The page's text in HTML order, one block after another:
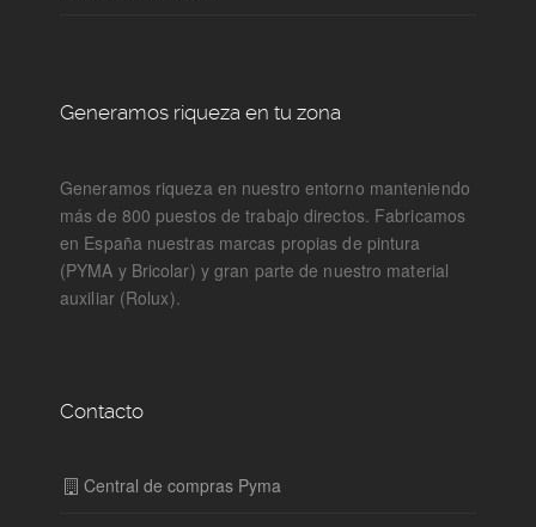
Generamos riqueza en tu zona
Generamos riqueza en nuestro entorno manteniendo
más de 800 puestos de trabajo directos. Fabricamos
en España nuestras marcas propias de pintura
(PYMA y Bricolar) y gran parte de nuestro material
auxiliar (Rolux).
Contacto
Central de compras Pyma